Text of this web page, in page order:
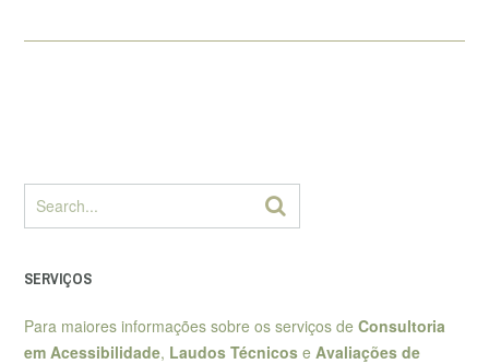
SERVIÇOS
Para maiores informações sobre os serviços de Consultoria
em Acessibilidade, Laudos Técnicos e Avaliações de